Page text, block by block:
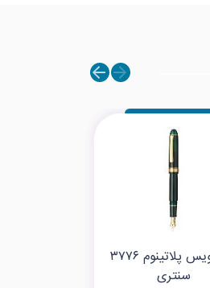
خودنویس پلاتینوم ۳۷۷۶
سنتری